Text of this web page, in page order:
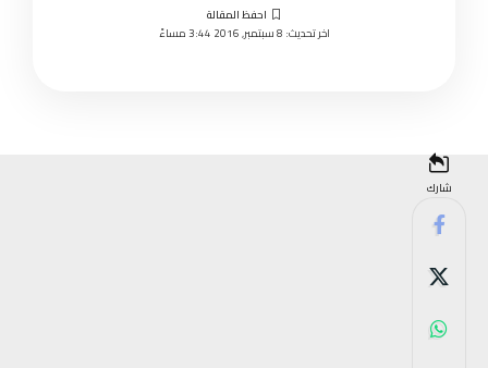
اخر تحديث: 8 سبتمبر, 2016 3:44 مساءً
شارك